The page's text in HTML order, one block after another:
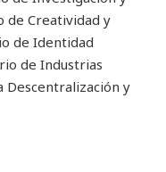
de Creatividad y
de Identidad
de Industrias
Descentralización y